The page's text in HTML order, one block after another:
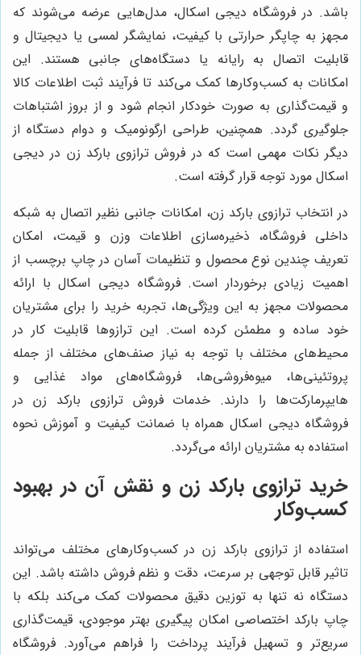
باشد. در فروشگاه دیجی اسکال، مدل‌هایی عرضه می‌شوند که
مجهز به چاپگر حرارتی با کیفیت، نمایشگر لمسی یا دیجیتال و
قابلیت اتصال به رایانه یا دستگاه‌های جانبی هستند. این
امکانات به کسب‌وکارها کمک می‌کند تا فرآیند ثبت اطلاعات کالا
و قیمت‌گذاری به صورت خودکار انجام شود و از بروز اشتباهات
جلوگیری گردد. همچنین، طراحی ارگونومیک و دوام دستگاه از
دیگر نکات مهمی است که در فروش ترازوی بارکد زن در دیجی
اسکال مورد توجه قرار گرفته است.
در انتخاب ترازوی بارکد زن، امکانات جانبی نظیر اتصال به شبکه
داخلی فروشگاه، ذخیره‌سازی اطلاعات وزن و قیمت، امکان
تعریف چندین نوع محصول و تنظیمات آسان در چاپ برچسب از
اهمیت زیادی برخوردار است. فروشگاه دیجی اسکال با ارائه
محصولات مجهز به این ویژگی‌ها، تجربه خرید را برای مشتریان
خود ساده و مطمئن کرده است. این ترازوها قابلیت کار در
محیط‌های مختلف با توجه به نیاز صنف‌های مختلف از جمله
پروتئینی‌ها، میوه‌فروشی‌ها، فروشگاه‌های مواد غذایی و
هایپرمارکت‌ها را دارند. خدمات فروش ترازوی بارکد زن در
فروشگاه دیجی اسکال همراه با ضمانت کیفیت و آموزش نحوه
استفاده به مشتریان ارائه می‌گردد.
خرید ترازوی بارکد زن و نقش آن در بهبود
کسب‌وکار
استفاده از ترازوی بارکد زن در کسب‌وکارهای مختلف می‌تواند
تاثیر قابل توجهی بر سرعت، دقت و نظم فروش داشته باشد. این
دستگاه نه تنها به توزین دقیق محصولات کمک می‌کند بلکه با
چاپ بارکد اختصاصی امکان پیگیری بهتر موجودی، قیمت‌گذاری
سریع‌تر و تسهیل فرآیند پرداخت را فراهم می‌آورد. فروشگاه